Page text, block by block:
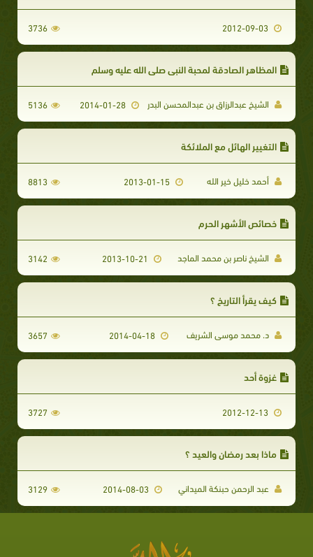
3736
المظاهر الصادقة لمحبة النبي صلى الله عليه وسلم
الشيخ عبدالرزاق بن عبدالمحسن البدر 2014-01-28
5136
التغيير الهائل مع الملائكة
أحمد خليل خير الله 8813
خصائص الأشهر الحرم
الشيخ ناصر بن محمد الماجد 3142
كيف يقرأ التاريخ ؟
د. محمد موسى الشريف 2014-04-18
3657
غزوة أحد
3727
ماذا بعد رمضان والعيد ؟
عبد الرحمن حبنكة الميداني 2014-08-03
3129